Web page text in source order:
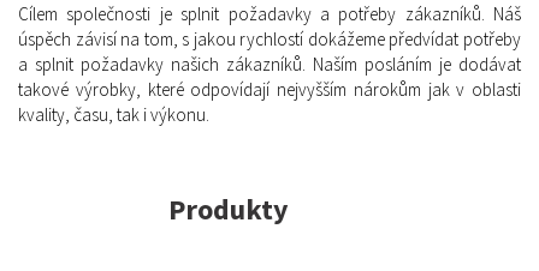
Cílem společnosti je splnit požadavky a potřeby zákazníků. Náš
úspěch závisí na tom, s jakou rychlostí dokážeme předvídat potřeby
a splnit požadavky našich zákazníků. Naším posláním je dodávat
takové výrobky, které odpovídají nejvyšším nárokům jak v oblasti
kvality, času, tak i výkonu.
Produkty